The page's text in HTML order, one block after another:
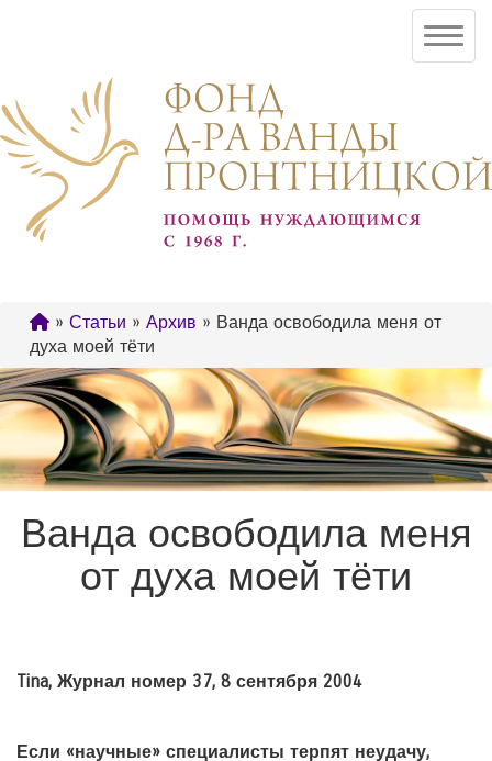
» Статьи » Архив » Ванда освободила меня от
духа моей тёти
Ванда освободила меня
от духа моей тёти
Tina, Журнал номер 37, 8 сентября 2004
Если «научные» специалисты терпят неудачу,